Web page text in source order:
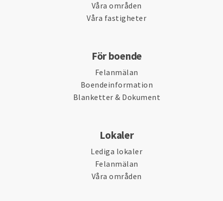
Våra områden
Våra fastigheter
För boende
Felanmälan
Boendeinformation
Blanketter & Dokument
Lokaler
Lediga lokaler
Felanmälan
Våra områden